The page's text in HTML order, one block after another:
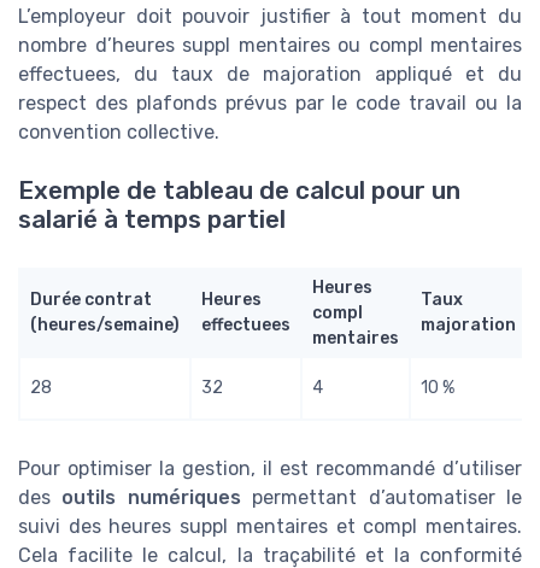
L’employeur doit pouvoir justifier à tout moment du
nombre d’heures suppl mentaires ou compl mentaires
effectuees, du taux de majoration appliqué et du
respect des plafonds prévus par le code travail ou la
convention collective.
Exemple de tableau de calcul pour un
salarié à temps partiel
Durée contrat
(heures/semaine)
Heures
effectuees
Heures
compl
mentaires
Taux
majoration
28 32 4 10 %
Pour optimiser la gestion, il est recommandé d’utiliser
des outils numériques permettant d’automatiser le
suivi des heures suppl mentaires et compl mentaires.
Cela facilite le calcul, la traçabilité et la conformité